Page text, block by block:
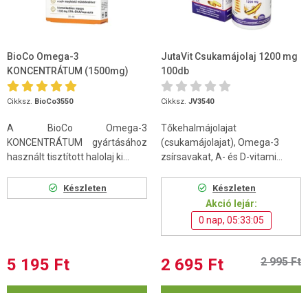
BioCo Omega-3
KONCENTRÁTUM (1500mg)
30db
Cikksz. BioCo3550
A BioCo Omega-3
KONCENTRÁTUM gyártásához
használt tisztított halolaj ki...
Készleten
5 195 Ft
JutaVit Csukamájolaj 1200 mg
100db
Cikksz. JV3540
Tőkehalmájolajat
(csukamájolajat), Omega-3
zsírsavakat, A- és D-vitami...
Készleten
Akció lejár:
0 nap, 05:33:04
2 695 Ft 2 995 Ft